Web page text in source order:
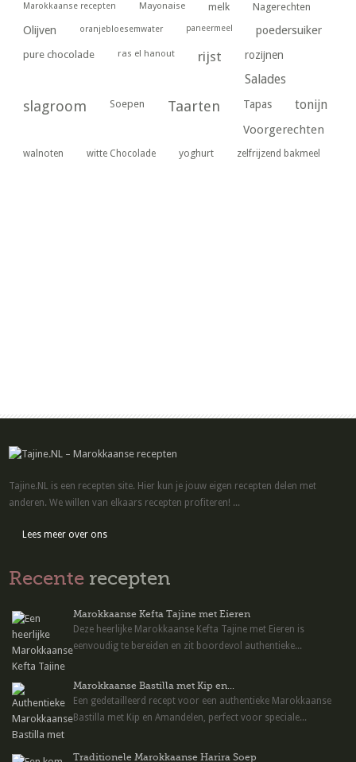
Marokkaanse recepten Mayonaise melk Nagerechten
Olijven oranjebloesemwater paneermeel poedersuiker
pure chocolade ras el hanout rijst rozijnen
Salades
slagroom Soepen Taarten Tapas tonijn
Voorgerechten
walnoten witte Chocolade yoghurt zelfrijzend bakmeel
Tajine.NL is een recepten site. Hier kun je jouw eigen recepten delen met
anderen. We willen van elkaars recepten profiteren! ...
Lees meer over ons
Recente recepten
Marokkaanse Kefta Tajine met Eieren
Deze heerlijke Marokkaanse Kefta Tajine met Eieren is
eenvoudig te bereiden en zit boordevol authentieke...
Marokkaanse Bastilla met Kip en...
Een gedetailleerd recept voor een authentieke Marokkaanse
Bastilla met Kip en Amandelen, perfect voor speciale...
Traditionele Marokkaanse Harira Soep